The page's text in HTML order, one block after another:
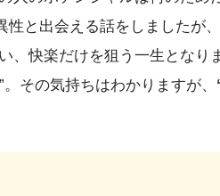
性と出会える話をしましたが、
、快楽だけを狙う一生となり
。その気持ちはわかりますが、